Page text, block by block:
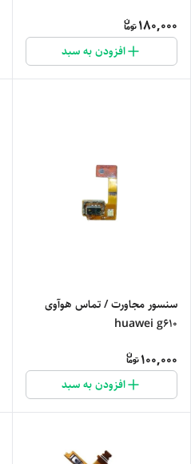
180,000
افزودن به سبد
سنسور مجاورت / تماس هوآوی
huawei g610
100,000
افزودن به سبد